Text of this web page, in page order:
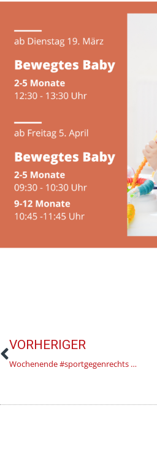
VORHERIGER
Wochenende #sportgegenrechts ein voller Erfolg!